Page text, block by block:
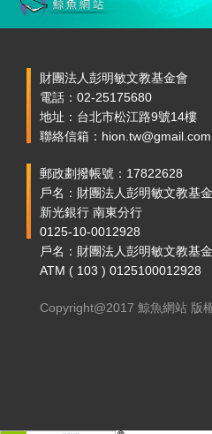
財團法人彭明敏文教基金會
電話：02-25175680
地址：台北市松江路9號14樓
聯絡信箱：hion.tw@gmail.com
郵政劃撥帳號：17822628
戶名：財團法人彭明敏文教基
新光銀行 南東分行
0125-10-0012928
戶名：財團法人彭明敏文教基
ATM ( 103 ) 0125100012928
Copyright@2017 鯨魚網站 版